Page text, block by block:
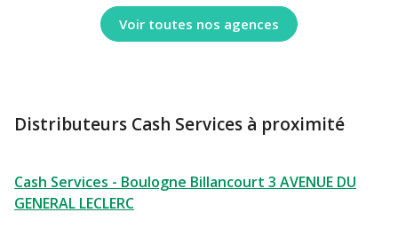
Voir toutes nos agences
Distributeurs Cash Services à proximité
Cash Services - Boulogne Billancourt 3 AVENUE DU
GENERAL LECLERC